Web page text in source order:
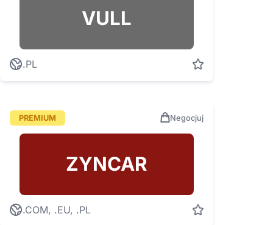
VULL
.PL
PREMIUM Negocjuj
ZYNCAR
.COM, .EU, .PL